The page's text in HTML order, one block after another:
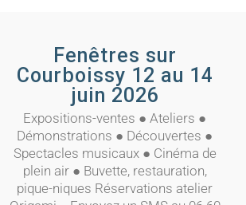
Fenêtres sur
Courboissy 12 au 14
juin 2026
Expositions-ventes ● Ateliers ●
Démonstrations ● Découvertes ●
Spectacles musicaux ● Cinéma de
plein air ● Buvette, restauration,
pique-niques Réservations atelier
29 juin 2025